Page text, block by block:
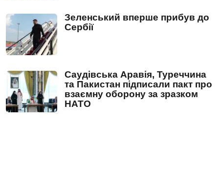
Зеленський вперше прибув до
Сербії
Саудівська Аравія, Туреччина
та Пакистан підписали пакт про
взаємну оборону за зразком
НАТО